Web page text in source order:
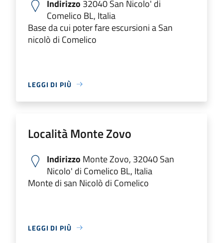
Indirizzo 32040 San Nicolo' di
Comelico BL, Italia
Base da cui poter fare escursioni a San
nicolò di Comelico
LEGGI DI PIÙ
Località Monte Zovo
Indirizzo Monte Zovo, 32040 San
Nicolo' di Comelico BL, Italia
Monte di san Nicolò di Comelico
LEGGI DI PIÙ